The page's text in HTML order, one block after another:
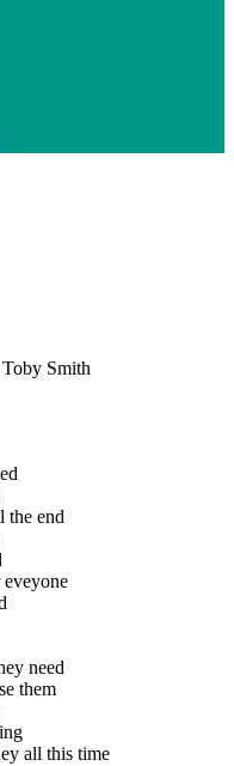
Smith
the end
need
them
all this time